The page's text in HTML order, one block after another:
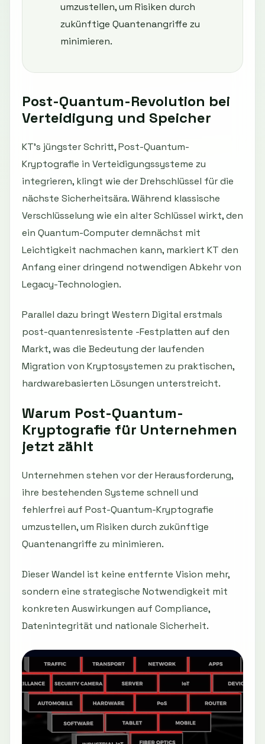
umzustellen, um Risiken durch
zukünftige Quantenangriffe zu
minimieren.
Post-Quantum-Revolution bei
Verteidigung und Speicher
KT's jüngster Schritt, Post-Quantum-
Kryptografie in Verteidigungssysteme zu
integrieren, klingt wie der Drehschlüssel für die
nächste Sicherheitsära. Während klassische
Verschlüsselung wie ein alter Schlüssel wirkt, den
ein Quantum-Computer demnächst mit
Leichtigkeit nachmachen kann, markiert KT den
Anfang einer dringend notwendigen Abkehr von
Legacy-Technologien.
Parallel dazu bringt Western Digital erstmals
post-quantenresistente -Festplatten auf den
Markt, was die Bedeutung der laufenden
Migration von Kryptosystemen zu praktischen,
hardwarebasierten Lösungen unterstreicht.
Warum Post-Quantum-
Kryptografie für Unternehmen
jetzt zählt
Unternehmen stehen vor der Herausforderung,
ihre bestehenden Systeme schnell und
fehlerfrei auf Post-Quantum-Kryptografie
umzustellen, um Risiken durch zukünftige
Quantenangriffe zu minimieren.
Dieser Wandel ist keine entfernte Vision mehr,
sondern eine strategische Notwendigkeit mit
konkreten Auswirkungen auf Compliance,
Datenintegrität und nationale Sicherheit.